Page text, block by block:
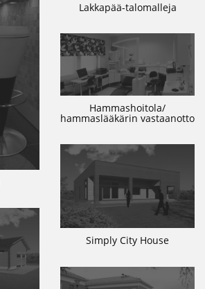
Lakkapää-talomalleja
Hammashoitola/
hammaslääkärin vastaanotto
Simply City House